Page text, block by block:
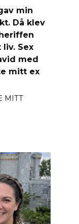
min
Då klev
Sex
med
mitt ex
MITT